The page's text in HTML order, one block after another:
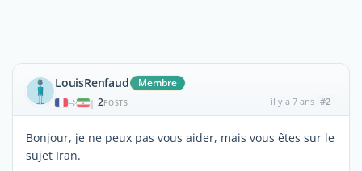
LouisRenfaud Membre
| 2POSTS il y a 7 ans #2
Bonjour, je ne peux pas vous aider, mais vous êtes sur le
sujet Iran.